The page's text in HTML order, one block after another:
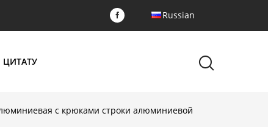
Russian
ЦИТАТУ
с крюками строки алюминиевой